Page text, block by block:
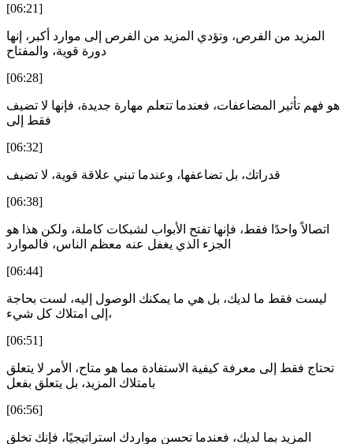
[06:21]
المزيد من الفرص، وتؤدي المزيد من الفرص إلى موارد أكبر، إنها
دورة قوية، والمفتاح
[06:28]
هو فهم تأثير المضاعفات، فعندما تتعلم مهارة جديدة، فإنها لا تضيف
فقط إلى
[06:32]
قدراتك، بل تضاعفها، وعندما تبني علاقة قوية، لا تضيف
[06:38]
اتصالاً واحدًا فقط، فإنها تفتح الأبواب لشبكات كاملة، ولكن هذا هو
الجزء الذي يغفل عنه معظم الناس، فالموارد
[06:44]
ليست فقط ما لديك، بل هي ما يمكنك الوصول إليه، لست بحاجة
إلى امتلاك كل شيء،
[06:51]
تحتاج فقط إلى معرفة كيفية الاستفادة مما هو متاح، الأمر لا يتعلق
بامتلاك المزيد، بل يتعلق بفعل
[06:56]
المزيد بما لديك، فعندما تحسن مواردك استراتيجيًا، فإنك تخلق